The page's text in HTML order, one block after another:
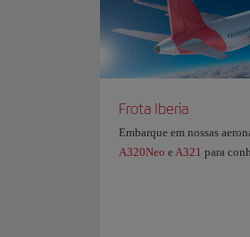
Frota Iberia
Embarque em nossas
A320Neo e A321 para